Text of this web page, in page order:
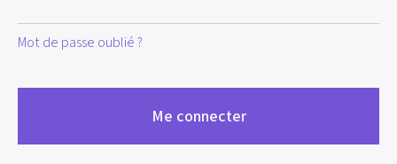
Mot de passe oublié ?